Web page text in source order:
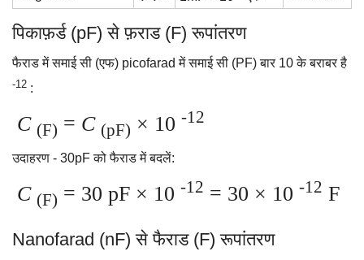
पिकाफ़र्ड (pF) से फ़राड (F) रूपांतरण
फैराड में समाई सी (एफ) picofarad में समाई सी (PF) बार 10 के बराबर है
-12 :
C (F) = C (pF) × 10 -12
उदाहरण - 30pF को फैराड में बदलें:
C (F) = 30 pF × 10 -12 = 30 × 10 -12 F
Nanofarad (nF) से फैराड (F) रूपांतरण